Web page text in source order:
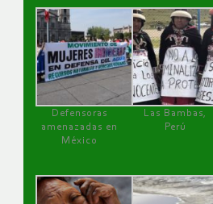
Defensoras
amenazadas en
México
Las Bambas,
Perú